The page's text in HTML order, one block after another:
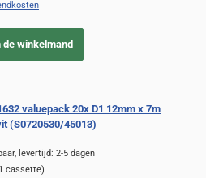
de winkelmand
valuepack 20x D1 12mm x 7m
(S0720530/45013)
levertijd: 2-5 dagen
cassette)